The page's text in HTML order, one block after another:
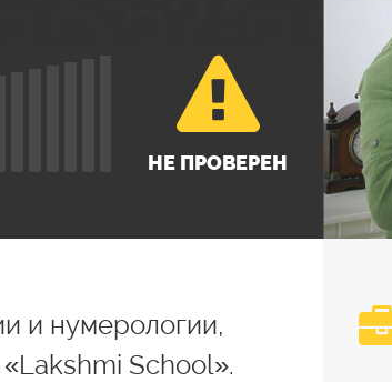
НЕ ПРОВЕРЕН
и нумерологии,
School».